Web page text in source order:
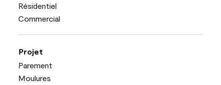
Résidentiel
Commercial
Projet
Parement
Moulures